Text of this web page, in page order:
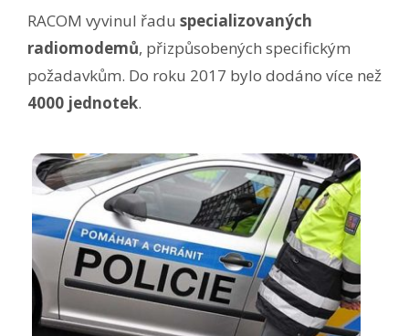
RACOM vyvinul řadu specializovaných
radiomodemů, přizpůsobených specifickým
požadavkům. Do roku 2017 bylo dodáno více než
4000 jednotek.